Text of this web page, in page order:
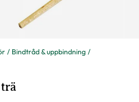
Bindtråd & uppbindning